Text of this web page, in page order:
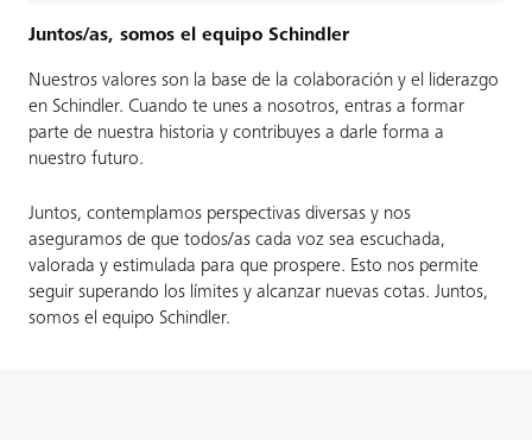
Juntos/as, somos el equipo Schindler
Nuestros valores son la base de la colaboración y el liderazgo
en Schindler. Cuando te unes a nosotros, entras a formar
parte de nuestra historia y contribuyes a darle forma a
nuestro futuro.
Juntos, contemplamos perspectivas diversas y nos
aseguramos de que todos/as cada voz sea escuchada,
valorada y estimulada para que prospere. Esto nos permite
seguir superando los límites y alcanzar nuevas cotas. Juntos,
somos el equipo Schindler.